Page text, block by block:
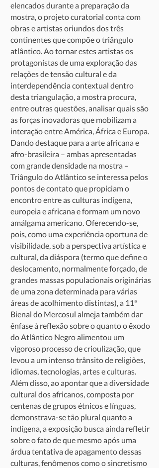
elencados durante a preparação da
mostra, o projeto curatorial conta com
obras e artistas oriundos dos três
continentes que compõe o triângulo
atlântico. Ao tornar estes artistas os
protagonistas de uma exploração das
relações de tensão cultural e da
interdependência contextual dentro
desta triangulação, a mostra procura,
entre outras questões, analisar quais são
as forças inovadoras que mobilizam a
interação entre América, África e Europa.
Dando destaque para a arte africana e
afro-brasileira – ambas apresentadas
com grande densidade na mostra –
Triângulo do Atlântico se interessa pelos
pontos de contato que propiciam o
encontro entre as culturas indígena,
europeia e africana e formam um novo
amálgama americano. Oferecendo-se,
pois, como uma experiência oportuna de
visibilidade, sob a perspectiva artística e
cultural, da diáspora (termo que define o
deslocamento, normalmente forçado, de
grandes massas populacionais originárias
de uma zona determinada para várias
áreas de acolhimento distintas), a 11ª
Bienal do Mercosul almeja também dar
ênfase à reflexão sobre o quanto o êxodo
do Atlântico Negro alimentou um
vigoroso processo de crioulização, que
levou a um intenso trânsito de religiões,
idiomas, tecnologias, artes e culturas.
Além disso, ao apontar que a diversidade
cultural dos africanos, composta por
centenas de grupos étnicos e línguas,
demonstrava-se tão plural quanto a
indígena, a exposição busca ainda refletir
sobre o fato de que mesmo após uma
árdua tentativa de apagamento dessas
culturas, fenômenos como o sincretismo